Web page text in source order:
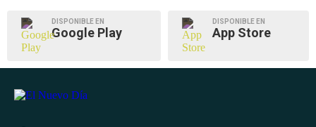
DISPONIBLE EN
Google Play
DISPONIBLE EN
App Store